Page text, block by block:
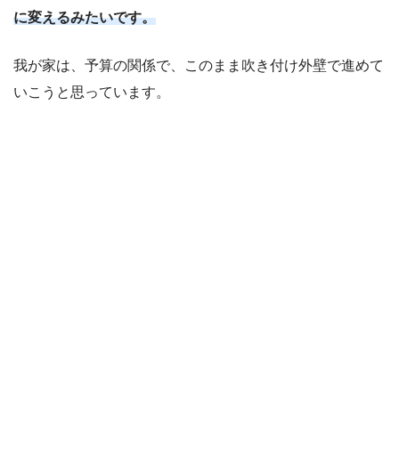
に変えるみたいです。
我が家は、予算の関係で、このまま吹き付け外壁で進めて
いこうと思っています。